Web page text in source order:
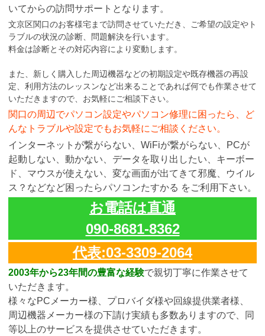
いてからの訪問サポートとなります。
文京区関口のお客様宅まで訪問させていただき、ご希望の設定やト
ラブルの状況の診断、問題解決を行います。
料金は診断とその対応内容により変動します。
また、新しく購入した周辺機器などの初期設定や既存機器の再設
定、利用方法のレッスンなど出来ることであれば何でも作業させて
いただきますので、お気軽にご相談下さい。
関口の周辺でパソコン設定やパソコン修理に困ったら、ど
んなトラブルや設定でもお気軽にご相談ください。
インターネットが繋がらない、WiFiが繋がらない、PCが
起動しない、動かない、データを取り出したい、キーボー
ド、マウスが使えない、変な画面が出てきて邪魔、ウイル
ス？などなど困ったらパソコンたすかる をご利用下さい。
お電話は直通
090-8681-8362
代表:03-3309-2064
2003年から23年間の豊富な経験で親切丁寧に作業させて
いただきます。
様々なPCメーカー様、プロバイダ様や回線提供業者様、
周辺機器メーカー様の下請け実績も多数ありますので、同
等以上のサービスを提供させていただきます。